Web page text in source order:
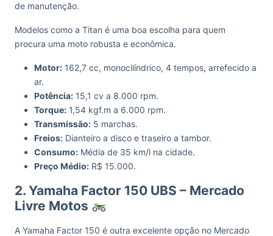
de manutenção.
Modelos como a Titan é uma boa escolha para quem
procura uma moto robusta e econômica.
Motor: 162,7 cc, monocilíndrico, 4 tempos, arrefecido a
ar.
Potência: 15,1 cv a 8.000 rpm.
Torque: 1,54 kgf.m a 6.000 rpm.
Transmissão: 5 marchas.
Freios: Dianteiro a disco e traseiro a tambor.
Consumo: Média de 35 km/l na cidade.
Preço Médio: R$ 15.000.
2. Yamaha Factor 150 UBS – Mercado
Livre Motos
A Yamaha Factor 150 é outra excelente opção no Mercado